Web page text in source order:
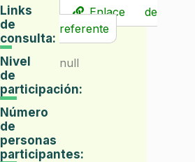
Links
de
consulta:
Enlace de
referente
Nivel
de
participación:
null
Número
de
personas
participantes: